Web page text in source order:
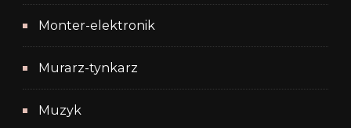
Monter-elektronik
Murarz-tynkarz
Muzyk